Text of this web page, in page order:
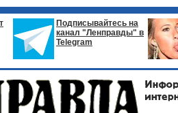
Подписывайтесь на
канал "Ленправды" в
Telegram